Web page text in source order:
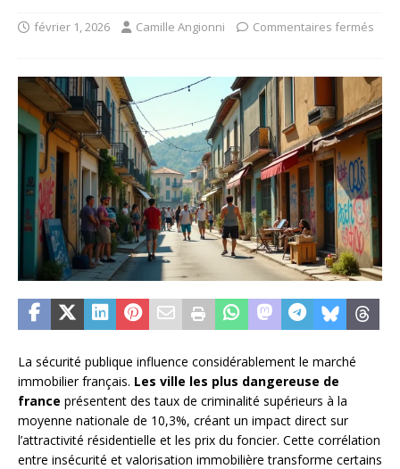
février 1, 2026 Camille Angionni Commentaires fermés
La sécurité publique influence considérablement le marché
immobilier français. Les ville les plus dangereuse de
france présentent des taux de criminalité supérieurs à la
moyenne nationale de 10,3%, créant un impact direct sur
l’attractivité résidentielle et les prix du foncier. Cette corrélation
entre insécurité et valorisation immobilière transforme certains